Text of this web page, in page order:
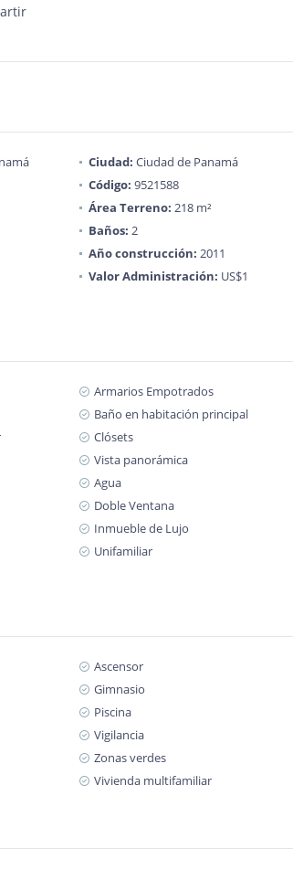
Ciudad: Ciudad de Panamá
Código: 9521588
Área Terreno: 218 m²
Baños: 2
Año construcción: 2011
Valor Administración: US$1
Armarios Empotrados
Baño en habitación principal
Clósets
Vista panorámica
Agua
Doble Ventana
Inmueble de Lujo
Unifamiliar
Ascensor
Gimnasio
Piscina
Vigilancia
Zonas verdes
Vivienda multifamiliar